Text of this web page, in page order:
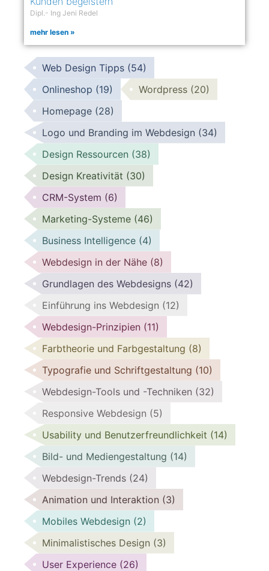
Dipl.- Ing Jeni Redel
mehr lesen »
Web Design Tipps (54)
Onlineshop (19) Wordpress (20)
Homepage (28)
Logo und Branding im Webdesign (34)
Design Ressourcen (38)
Design Kreativität (30)
CRM-System (6)
Marketing-Systeme (46)
Business Intelligence (4)
Webdesign in der Nähe (8)
Grundlagen des Webdesigns (42)
Einführung ins Webdesign (12)
Webdesign-Prinzipien (11)
Farbtheorie und Farbgestaltung (8)
Typografie und Schriftgestaltung (10)
Webdesign-Tools und -Techniken (32)
Responsive Webdesign (5)
Usability und Benutzerfreundlichkeit (14)
Bild- und Mediengestaltung (14)
Webdesign-Trends (24)
Animation und Interaktion (3)
Mobiles Webdesign (2)
Minimalistisches Design (3)
User Experience (26)